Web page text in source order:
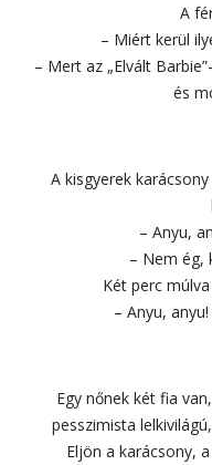
A
– Miért kerül
– Mert az „Elvált
és
A kisgyerek
– Anyu,
– Nem ég,
Két perc
– Anyu,
Egy nőnek két fia
pesszimista
Eljön a karácsony,